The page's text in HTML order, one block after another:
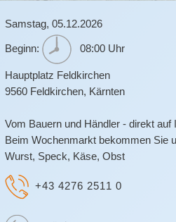
Samstag, 05.12.2026
Beginn: 08:00 Uhr
Hauptplatz Feldkirchen
9560 Feldkirchen, Kärnten
Vom Bauern und Händler - direkt auf
Beim Wochenmarkt bekommen Sie
Wurst, Speck, Käse, Obst
+43 4276 2511 0